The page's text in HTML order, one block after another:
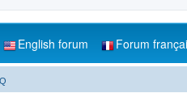
English forum Forum